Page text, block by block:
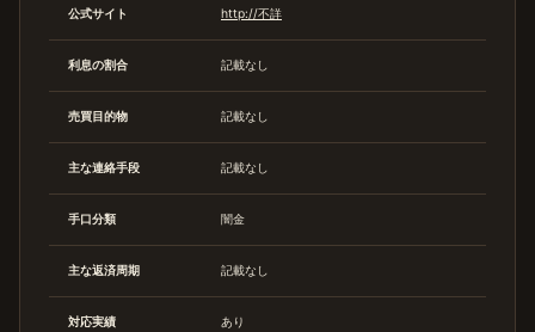
公式サイト http://不詳
利息の割合 記載なし
売買目的物 記載なし
主な連絡手段 記載なし
手口分類 闇金
主な返済周期 記載なし
対応実績 あり